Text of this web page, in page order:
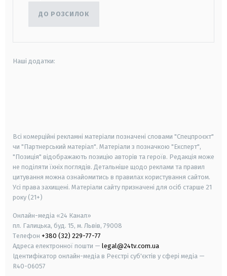
ДО РОЗСИЛОК
Наші додатки:
Всі комерційні рекламні матеріали позначені словами "Спецпроєкт"
чи "Партнерський матеріал". Матеріали з позначкою "Експерт",
"Позиція" відображають позицію авторів та героїв. Редакція може
не поділяти їхніх поглядів. Детальніше щодо реклами та правил
цитування можна ознайомитись в правилах користування сайтом.
Усі права захищені. Матеріали сайту призначені для осіб старше 21
року (21+)
Онлайн-медіа «24 Канал»
пл. Галицька, буд. 15, м. Львів, 79008
Телефон +380 (32) 229-77-77
Адреса електронної пошти — legal@24tv.com.ua
Ідентифікатор онлайн-медіа в Реєстрі суб'єктів у сфері медіа —
R40-06057